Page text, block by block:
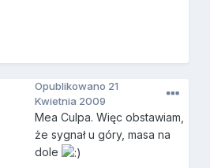
Opublikowano 21
Kwietnia 2009
Mea Culpa. Więc obstawiam,
że sygnał u góry, masa na
dole